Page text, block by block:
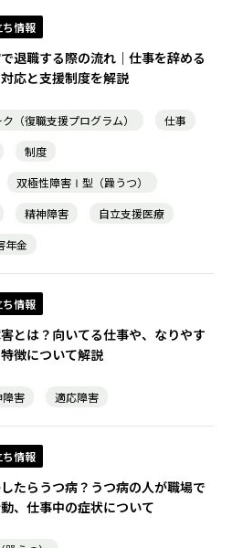
ち情報
退職する際の流れ｜仕事を辞める
応と支援制度を解説
ク（復職支援プログラム）
仕事
制度
双極性障害Ⅰ型（躁うつ）
精神障害
自立支援医療
年金
ち情報
とは？向いてる仕事や、なりやす
徴について解説
障害 適応障害
ち情報
たらうつ病？うつ病の人が職場で
、仕事中の症状について